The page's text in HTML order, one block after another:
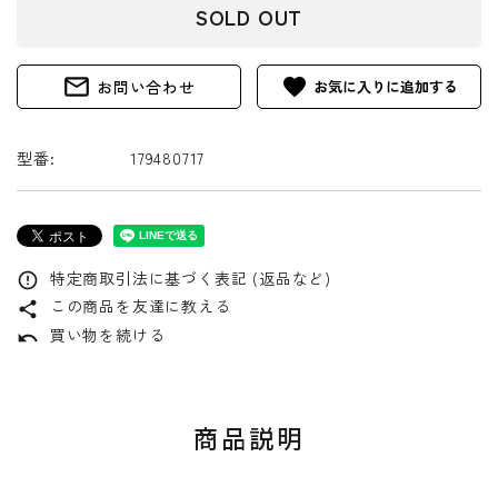
SOLD OUT
mail_outline お問い合わせ favorite
型番: 179480717
error_outline 特定商取引法に基づく表記 (返品など)
share
この商品を友達に教える
undo 買い物を続ける
商品説明